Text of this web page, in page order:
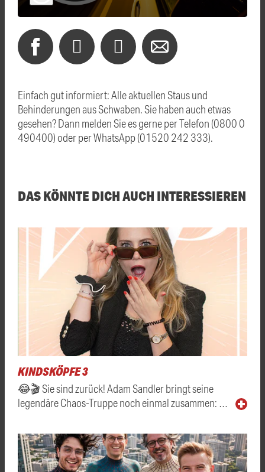
Einfach gut informiert: Alle aktuellen Staus und
Behinderungen aus Schwaben. Sie haben auch etwas
gesehen? Dann melden Sie es gerne per Telefon (0800 0
490400) oder per WhatsApp (01520 242 333).
DAS KÖNNTE DICH AUCH INTERESSIEREN
KINDSKÖPFE 3
😂🎬 Sie sind zurück! Adam Sandler bringt seine
legendäre Chaos-Truppe noch einmal zusammen: …